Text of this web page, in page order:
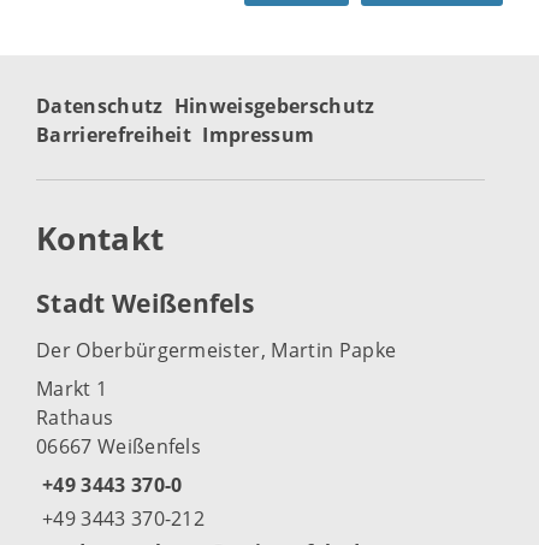
Datenschutz Hinweisgeberschutz
Barrierefreiheit Impressum
Kontakt
Stadt Weißenfels
Der Oberbürgermeister, Martin Papke
Markt 1
Rathaus
06667 Weißenfels
+49 3443 370-0
+49 3443 370-212